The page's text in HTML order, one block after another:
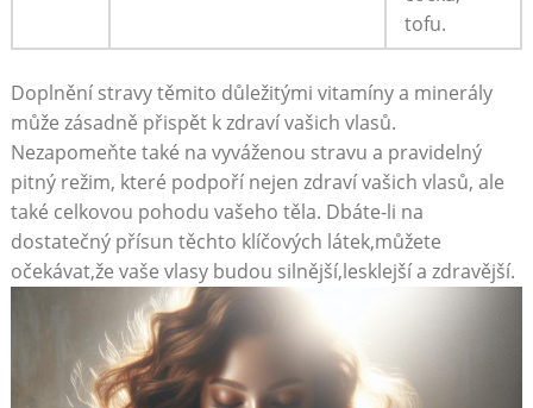
tofu.
Doplnění stravy těmito důležitými vitamíny a minerály
může zásadně přispět k zdraví vašich vlasů.
Nezapomeňte také na vyváženou stravu a pravidelný
pitný režim, které podpoří nejen zdraví vašich vlasů, ale
také celkovou pohodu vašeho těla. Dbáte-li na
dostatečný přísun těchto klíčových látek,můžete
očekávat,že vaše vlasy budou silnější,lesklejší a zdravější.